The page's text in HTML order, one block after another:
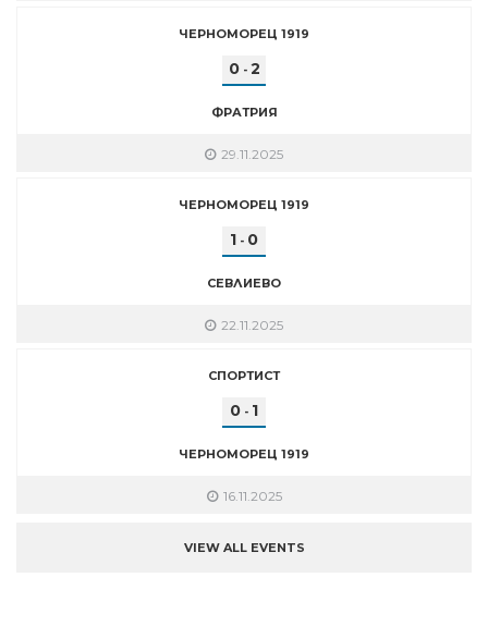
ЧЕРНОМОРЕЦ 1919
0- 2
ФРАТРИЯ
29.11.2025
ЧЕРНОМОРЕЦ 1919
1 - 0
СЕВЛИЕВО
22.11.2025
СПОРТИСТ
0 - 1
ЧЕРНОМОРЕЦ 1919
16.11.2025
VIEW ALL EVENTS